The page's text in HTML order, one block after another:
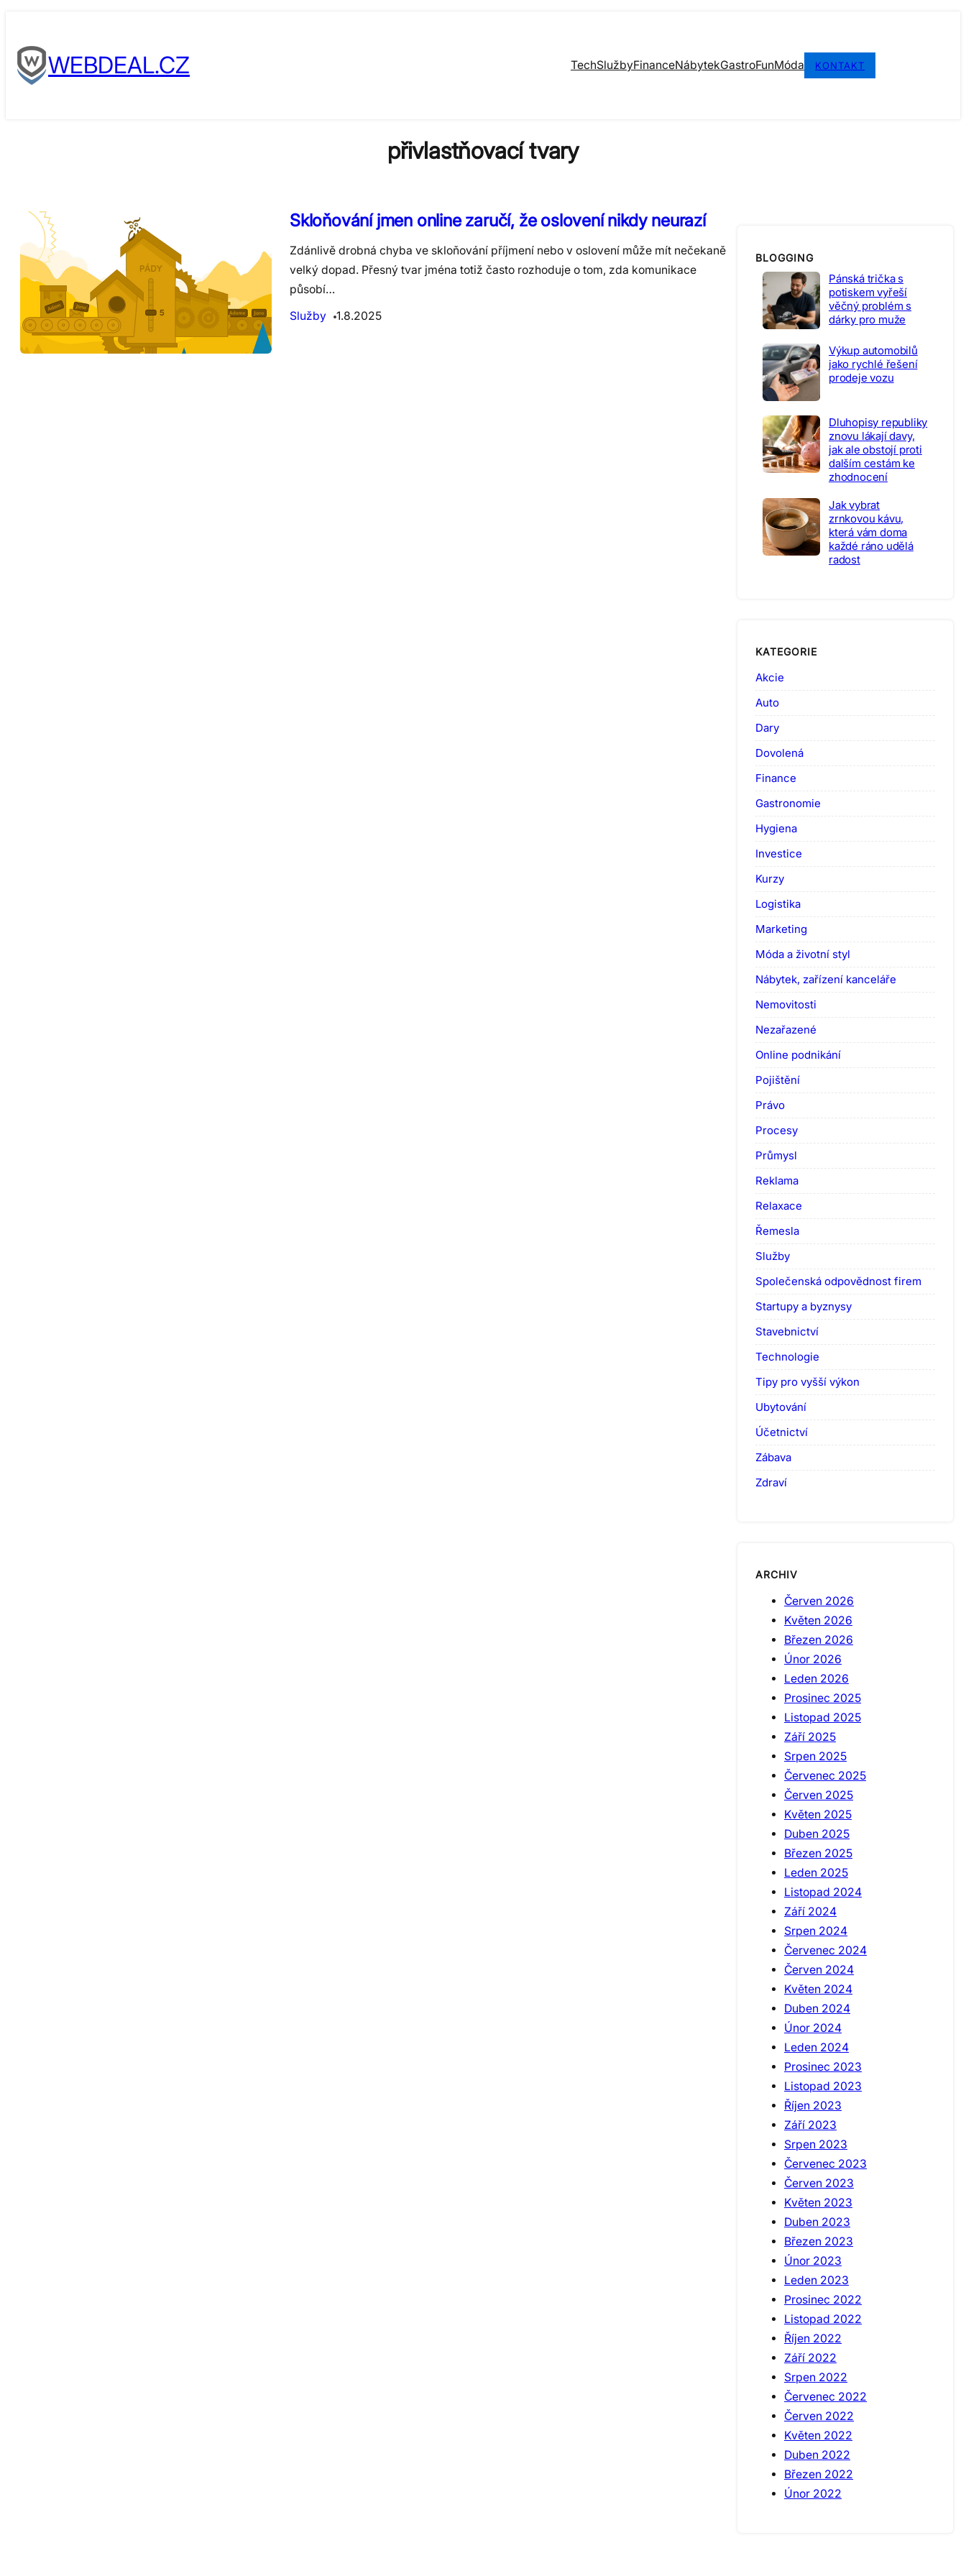
contentWEBDEAL.CZ TechSlužbyFinanceNábytekGastroFunMóda KONTAKT
přivlastňovací tvary
Skloňování jmen online zaručí, že oslovení nikdy neurazí
Zdánlivě drobná chyba ve skloňování příjmení nebo v oslovení může mít nečekaně
velký dopad. Přesný tvar jména totiž často rozhoduje o tom, zda komunikace
působí…
Služby
1.8.2025
BLOGGING
Pánská trička s
potiskem vyřeší
věčný problém s
dárky pro muže
Výkup automobilů
jako rychlé řešení
prodeje vozu
Dluhopisy republiky
znovu lákají davy,
jak ale obstojí proti
dalším cestám ke
zhodnocení
Jak vybrat
zrnkovou kávu,
která vám doma
každé ráno udělá
radost
KATEGORIE
Akcie
Auto
Dary
Dovolená
Finance
Gastronomie
Hygiena
Investice
Kurzy
Logistika
Marketing
Móda a životní styl
Nábytek, zařízení kanceláře
Nemovitosti
Nezařazené
Online podnikání
Pojištění
Právo
Procesy
Průmysl
Reklama
Relaxace
Řemesla
Služby
Společenská odpovědnost firem
Startupy a byznysy
Stavebnictví
Technologie
Tipy pro vyšší výkon
Ubytování
Účetnictví
Zábava
Zdraví
ARCHIV
Červen 2026
Květen 2026
Březen 2026
Únor 2026
Leden 2026
Prosinec 2025
Listopad 2025
Září 2025
Srpen 2025
Červenec 2025
Červen 2025
Květen 2025
Duben 2025
Březen 2025
Leden 2025
Listopad 2024
Září 2024
Srpen 2024
Červenec 2024
Červen 2024
Květen 2024
Duben 2024
Únor 2024
Leden 2024
Prosinec 2023
Listopad 2023
Říjen 2023
Září 2023
Srpen 2023
Červenec 2023
Červen 2023
Květen 2023
Duben 2023
Březen 2023
Únor 2023
Leden 2023
Prosinec 2022
Listopad 2022
Říjen 2022
Září 2022
Srpen 2022
Červenec 2022
Červen 2022
Květen 2022
Duben 2022
Březen 2022
Únor 2022